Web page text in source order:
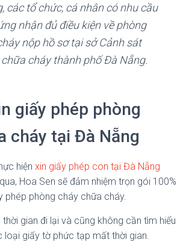
các tổ chức, cá nhân có nhu cầu
nhận đủ điều kiện về phòng
nộp hồ sơ tại sở Cảnh sát
cháy thành phố Đà Nẵng.
giấy phép phòng
cháy tại Đà Nẵng
hiện xin giấy phép con tại Đà Nẵng
Hoa Sen sẽ đảm nhiệm trọn gói 100%
phép phòng cháy chữa cháy.
gian đi lại và cũng không cần tìm hiểu
giấy tờ phức tạp mất thời gian.